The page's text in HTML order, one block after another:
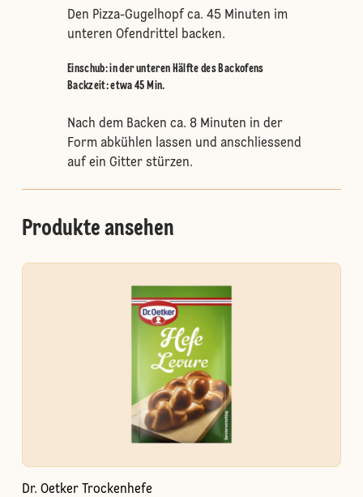
Den Pizza-Gugelhopf ca. 45 Minuten im
unteren Ofendrittel backen.
Einschub:in der unteren Hälfte des Backofens
Backzeit: etwa 45 Min.
Nach dem Backen ca. 8 Minuten in der
Form abkühlen lassen und anschliessend
auf ein Gitter stürzen.
Produkte ansehen
Dr. Oetker Trockenhefe